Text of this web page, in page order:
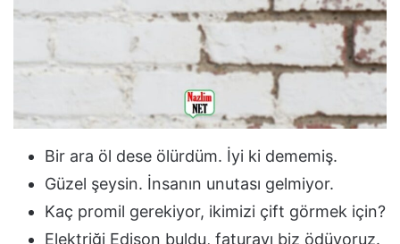
Bir ara öl dese ölürdüm. İyi ki dememiş.
Güzel şeysin. İnsanın unutası gelmiyor.
Kaç promil gerekiyor, ikimizi çift görmek için?
Elektriği Edison buldu, faturayı biz ödüyoruz.